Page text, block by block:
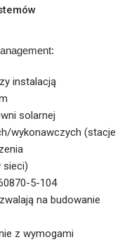
instalacją
solarnej
wykonawczych (stacje
sieci)
5-104
na budowanie
z wymogami